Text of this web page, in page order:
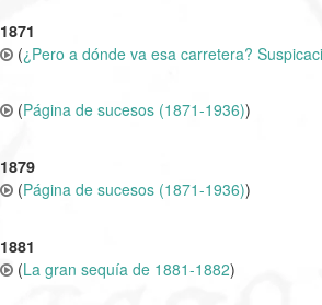
1871
(¿Pero a dónde va esa carretera?
(Página de sucesos (1871-1936))
1879
(Página de sucesos (1871-1936))
1881
(La gran sequía de 1881-1882)